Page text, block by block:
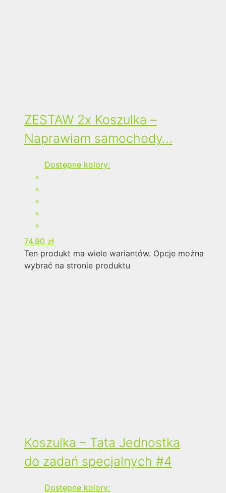
ZESTAW 2x Koszulka –
Naprawiam samochody…
Dostępne kolory:
74,90 zł
Ten produkt ma wiele wariantów. Opcje można
wybrać na stronie produktu
Koszulka – Tata Jednostka
do zadań specjalnych #4
Dostępne kolory: